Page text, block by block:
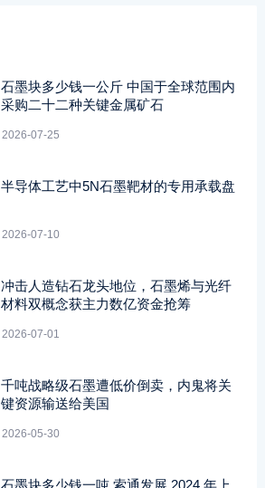
石墨块多少钱一公斤 中国于全球范围内
采购二十二种关键金属矿石
2026-07-25
半导体工艺中5N石墨靶材的专用承载盘
2026-07-10
冲击人造钻石龙头地位，石墨烯与光纤
材料双概念获主力数亿资金抢筹
2026-07-01
千吨战略级石墨遭低价倒卖，内鬼将关
键资源输送给美国
2026-05-30
石墨块多少钱一吨 索通发展 2024 年上